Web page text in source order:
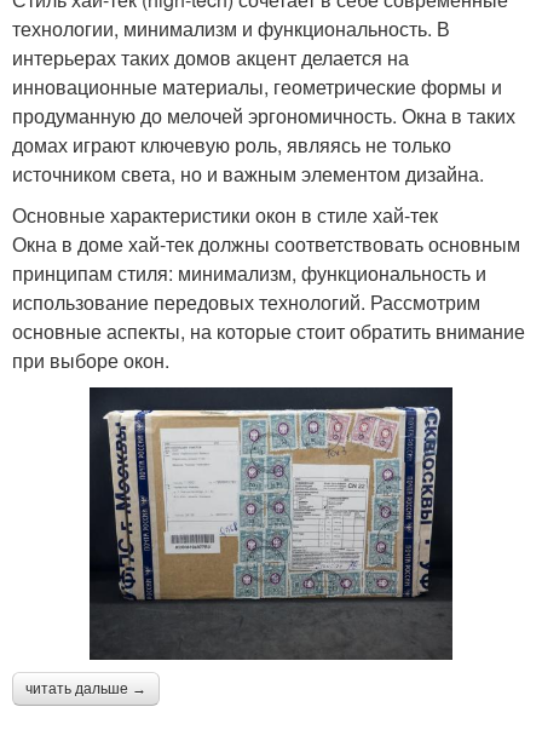
технологии, минимализм и функциональность. В
интерьерах таких домов акцент делается на
инновационные материалы, геометрические формы и
продуманную до мелочей эргономичность. Окна в таких
домах играют ключевую роль, являясь не только
источником света, но и важным элементом дизайна.
Основные характеристики окон в стиле хай-тек
Окна в доме хай-тек должны соответствовать основным
принципам стиля: минимализм, функциональность и
использование передовых технологий. Рассмотрим
основные аспекты, на которые стоит обратить внимание
при выборе окон.
читать дальше →